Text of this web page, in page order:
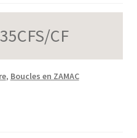
CF
, Boucles en ZAMAC